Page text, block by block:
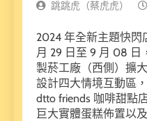
跳跳虎（蔡虎虎）
2024 年全新主題快閃
月 29 日至 9 月 08 日
製菸工廠（西側）擴
設計四大情境互動區
dtto friends 咖啡甜點
巨大實體蛋糕佈置以